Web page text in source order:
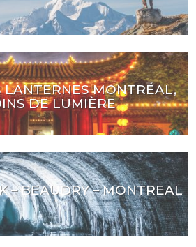
LANTERNES MONTRÉAL,
DE LUMIÈRE
– BEAUDRY – MONTREAL